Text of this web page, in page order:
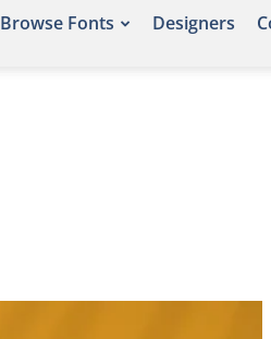
Browse Fonts Designers